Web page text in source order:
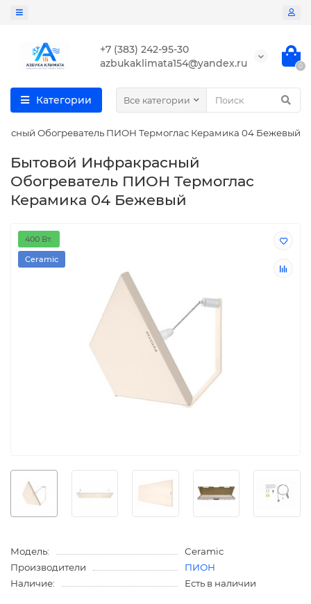
+7 (383) 242-95-30
azbukaklimata154@yandex.ru
0
Категории Все категории
Обогреватель ПИОН Термоглас Керамика 04 Бежевый
Бытовой Инфракрасный
Обогреватель ПИОН Термоглас
Керамика 04 Бежевый
400 Вт.
Ceramic
Модель:
Ceramic
Производители
ПИОН
Наличие:
Есть в наличии